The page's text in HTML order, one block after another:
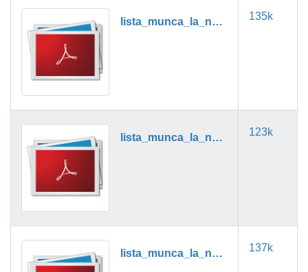
lista_munca_la_negru_08_2018.pdf 135k
lista_munca_la_negru_09_2018.pdf 123k
lista_munca_la_negru_10_2018.pdf 137k